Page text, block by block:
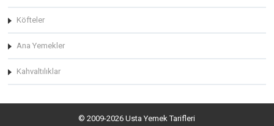
Köfteler
Ana Yemekler
Kahvaltılıklar
© 2009-2026 Usta Yemek Tarifleri